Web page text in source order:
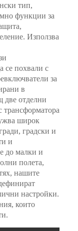
тип,
функции за
Използва
се похвали с
за
в
две отделни
трансформатора
широк
градски и
и
до малки и
полета,
нашите
настройки.
които